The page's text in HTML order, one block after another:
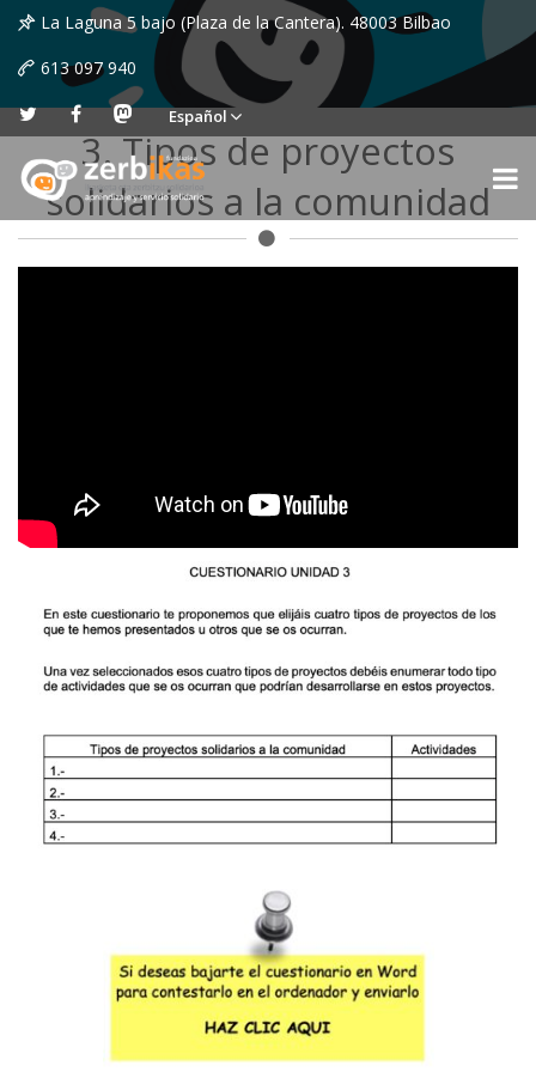
La Laguna 5 bajo (Plaza de la Cantera). 48003 Bilbao
613 097 940
Español
3. Tipos de proyectos
solidarios a la comunidad